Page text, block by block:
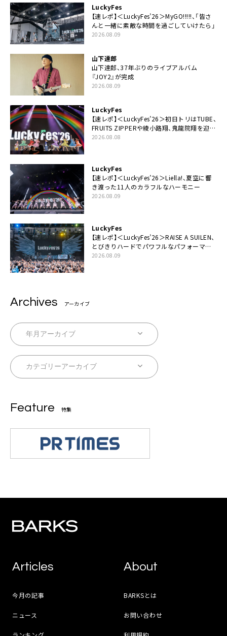
LuckyFes
【速レポ】＜LuckyFes’26＞MyGO!!!!!、「皆さ
んと一緒に素敵な時間を過ごしていけたら」
2026.08.09
山下達郎
山下達郎、37年ぶりのライブアルバム
『JOY2』が完成
2026.08.09
LuckyFes
【速レポ】＜LuckyFes’26＞初日トリはTUBE、
FRUITS ZIPPERや綾小路翔、鬼龍院翔を迎え
た豪華コラボも「知ってたらぜひ一緒に歌っ
2026.08.08
LuckyFes
【速レポ】＜LuckyFes’26＞Liella!、夏空に響
き渡った11人のカラフルなハーモニー
2026.08.09
LuckyFes
【速レポ】＜LuckyFes’26＞RAISE A SUILEN、
とびきりハードでパワフルなパフォーマン
ス「一緒に踊っていただけますか？」
2026.08.09
Archives アーカイブ
Feature 特集
Articles
今月の記事
ニュース
About
BARKSとは
お問い合わせ